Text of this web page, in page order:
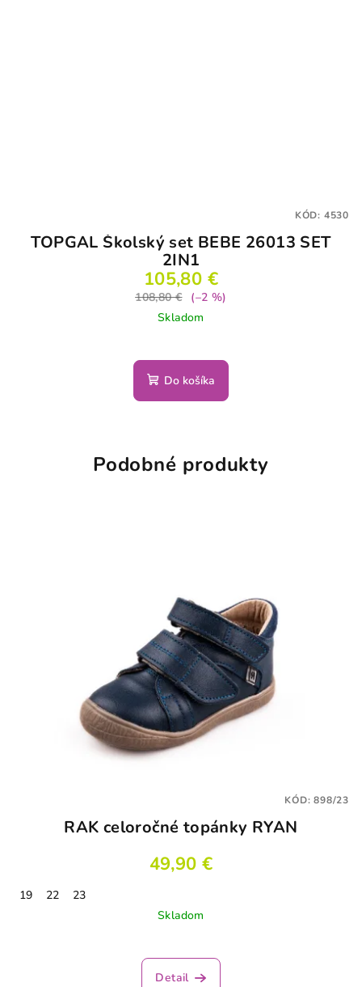
TOPGAL Školský set BEBE 26013 SET
2IN1
105,80 €
108,80 €
(–2 %)
Skladom
Do košíka
KÓD: 4530
Podobné produkty
RAK celoročné topánky RYAN
49,90 €
19 22
23
Skladom
Detail
KÓD:898/23